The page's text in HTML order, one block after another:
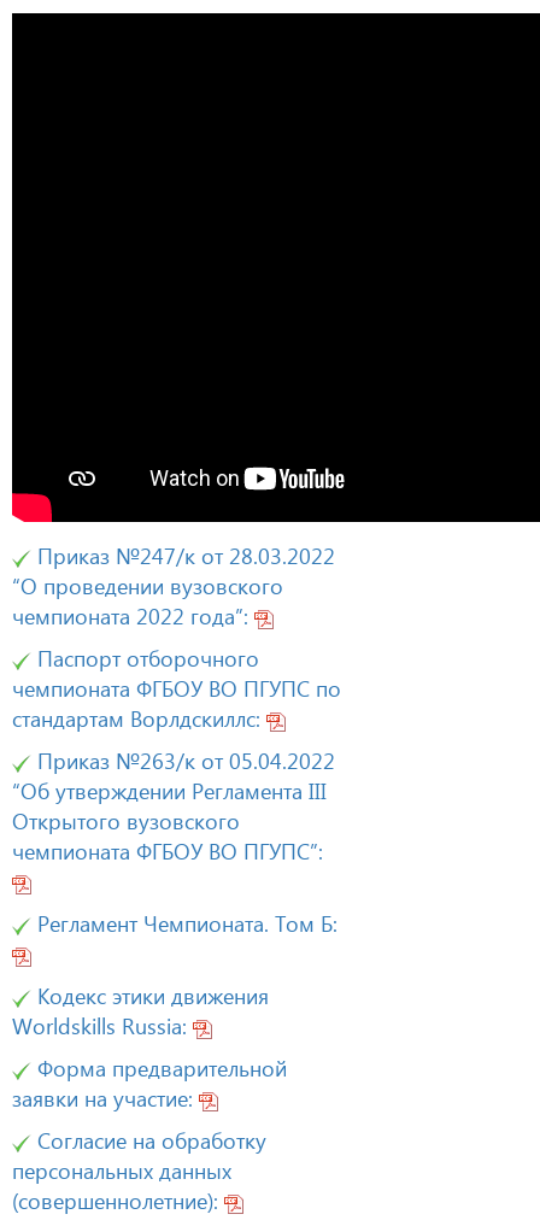
Приказ №247/к от 28.03.2022
“О проведении вузовского
чемпионата 2022 года”:
Паспорт отборочного
чемпионата ФГБОУ ВО ПГУПС по
стандартам Ворлдскиллс:
Приказ №263/к от 05.04.2022
“Об утверждении Регламента III
Открытого вузовского
чемпионата ФГБОУ ВО ПГУПС”:
Регламент Чемпионата. Том Б:
Кодекс этики движения
Worldskills Russia:
Форма предварительной
заявки на участие:
Согласие на обработку
персональных данных
(совершеннолетние):